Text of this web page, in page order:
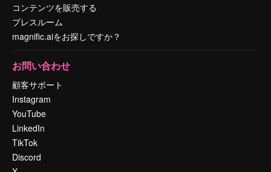
コンテンツを販売する
プレスルーム
magnific.aiをお探しですか？
お問い合わせ
顧客サポート
Instagram
YouTube
LinkedIn
TikTok
Discord